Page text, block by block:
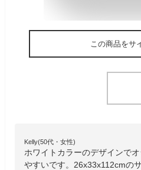
この商品をサ
Kelly(50代・女性)
ホワイトカラーのデザインで
やすいです。26x33x112cmの